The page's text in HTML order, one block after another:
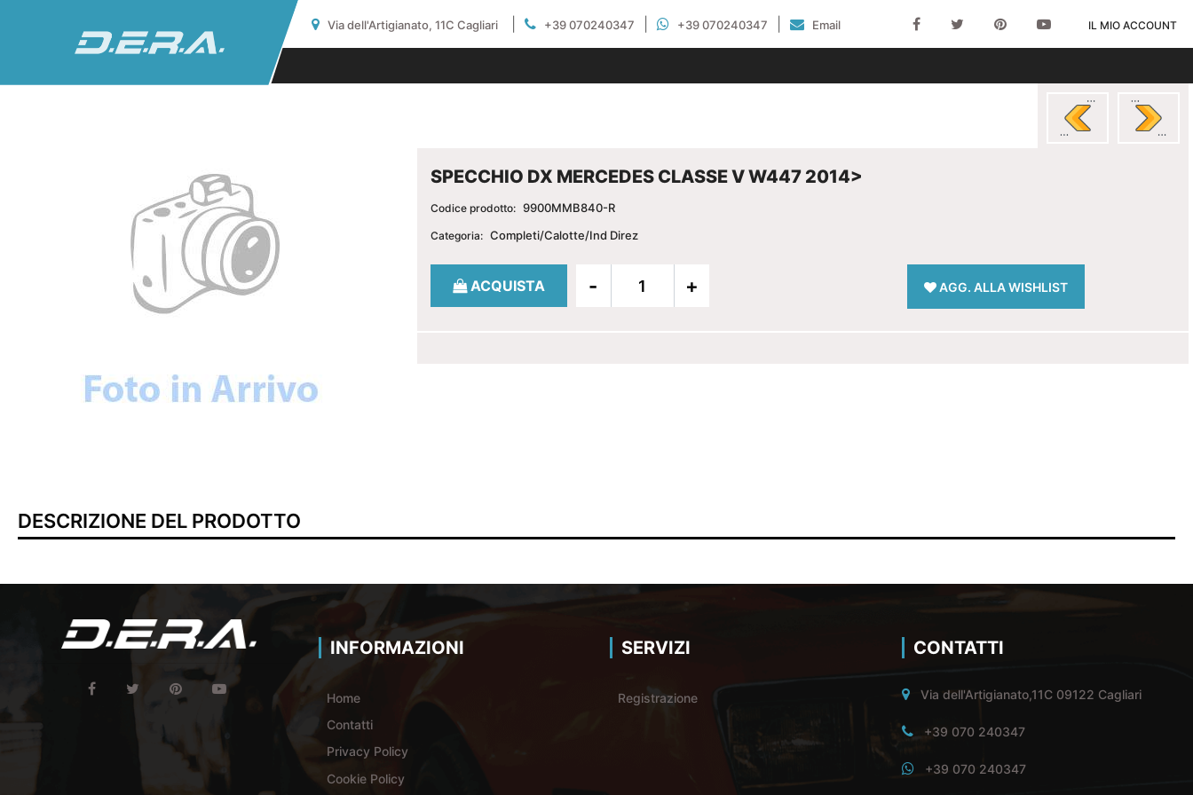
Via dell'Artigianato, 11C Cagliari +39 070240347 +39 070240347 Email IL MIO ACCOUNT
SPECCHIO DX MERCEDES CLASSE V W447 2014>
Codice prodotto: 9900MMB840-R
Categoria: Completi/Calotte/Ind Direz
Quantità
ACQUISTA AGG. ALLA WISHLIST
DESCRIZIONE DEL PRODOTTO
INFORMAZIONI
Home
Contatti
Privacy Policy
Cookie Policy
SERVIZI
Registrazione
CONTATTI
Via dell'Artigianato,11C 09122 Cagliari
+39 070 240347
+39 070 240347